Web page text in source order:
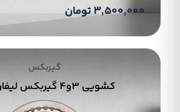
3,500,000 تومان
گیربکس
کشویی 3و4 گیربکس لیفان 520